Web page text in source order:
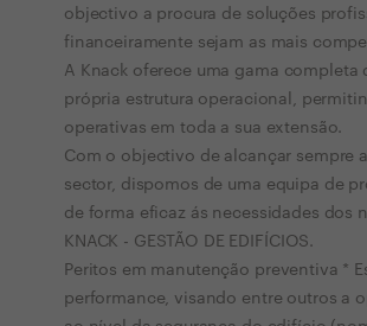
objectivo a procura de soluções
financeiramente sejam as mais
A Knack oferece uma gama
própria estrutura operacional,
operativas em toda a sua extensão.
Com o objectivo de alcançar sempre
sector, dispomos de uma equipa de
de forma eficaz ás necessidades dos
KNACK - GESTÃO DE EDIFÍCIOS.
Peritos em manutenção preventiva *
performance, visando entre outros a